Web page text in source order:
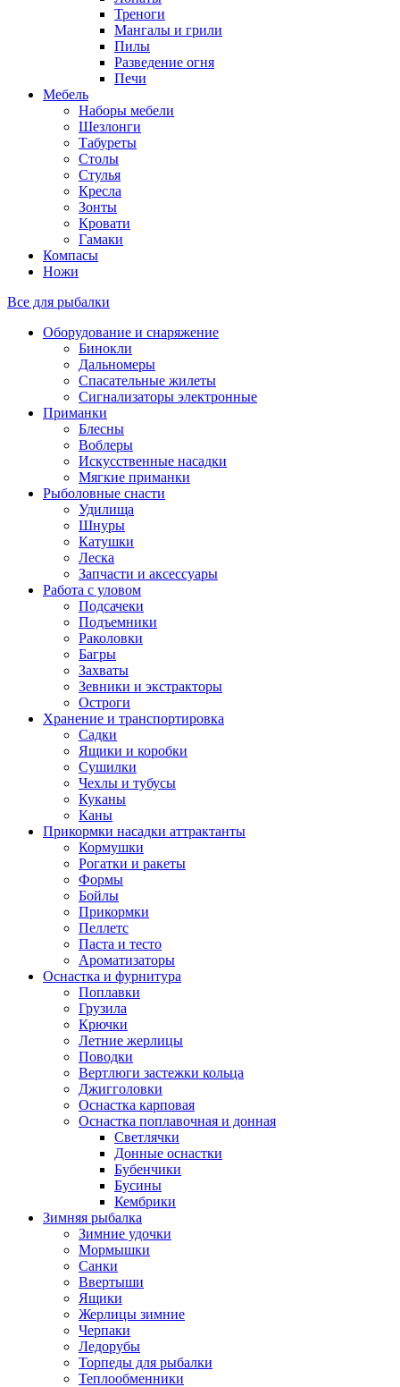
Треноги
Мангалы и грили
Пилы
Разведение огня
Печи
Мебель
Наборы мебели
Шезлонги
Табуреты
Столы
Стулья
Кресла
Зонты
Кровати
Гамаки
Компасы
Ножи
Все для рыбалки
Оборудование и снаряжение
Бинокли
Дальномеры
Спасательные жилеты
Сигнализаторы электронные
Приманки
Блесны
Воблеры
Искусственные насадки
Мягкие приманки
Рыболовные снасти
Удилища
Шнуры
Катушки
Леска
Запчасти и аксессуары
Работа с уловом
Подсачеки
Подъемники
Раколовки
Багры
Захваты
Зевники и экстракторы
Остроги
Хранение и транспортировка
Садки
Ящики и коробки
Сушилки
Чехлы и тубусы
Куканы
Каны
Прикормки насадки аттрактанты
Кормушки
Рогатки и ракеты
Формы
Бойлы
Прикормки
Пеллетс
Паста и тесто
Ароматизаторы
Оснастка и фурнитура
Поплавки
Грузила
Крючки
Летние жерлицы
Поводки
Вертлюги застежки кольца
Джигголовки
Оснастка карповая
Оснастка поплавочная и донная
Светлячки
Донные оснастки
Бубенчики
Бусины
Кембрики
Зимняя рыбалка
Зимние удочки
Мормышки
Санки
Ввертыши
Ящики
Жерлицы зимние
Черпаки
Ледорубы
Торпеды для рыбалки
Теплообменники